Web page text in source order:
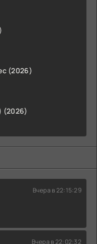
(2026)
(2026)
Вчера в 22:15:29
Вчера в 22:02:32